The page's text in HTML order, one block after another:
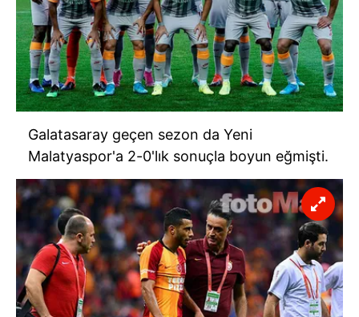
Galatasaray geçen sezon da Yeni
Malatyaspor'a 2-0'lık sonuçla boyun eğmişti.